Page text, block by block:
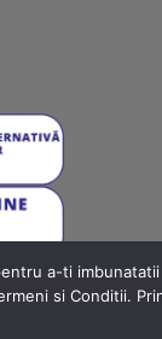
a-ti
si Conditii.